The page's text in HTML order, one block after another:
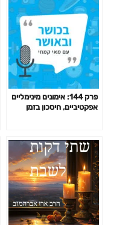
פרק 144: אימונים מינימליים
אפקטיביים, חיסכון בזמן